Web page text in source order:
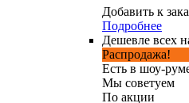
Добавить к
Подробнее
Дешевле всех
Распродажа!
Есть в шоу-
Мы советуем
По акции